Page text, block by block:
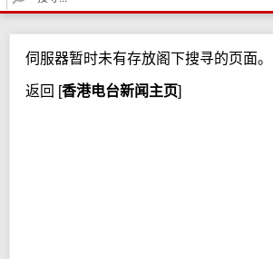
e
c
h
伺服器暂时未有存放阁下搜寻的页面。
返回 [香港电台新闻主页]